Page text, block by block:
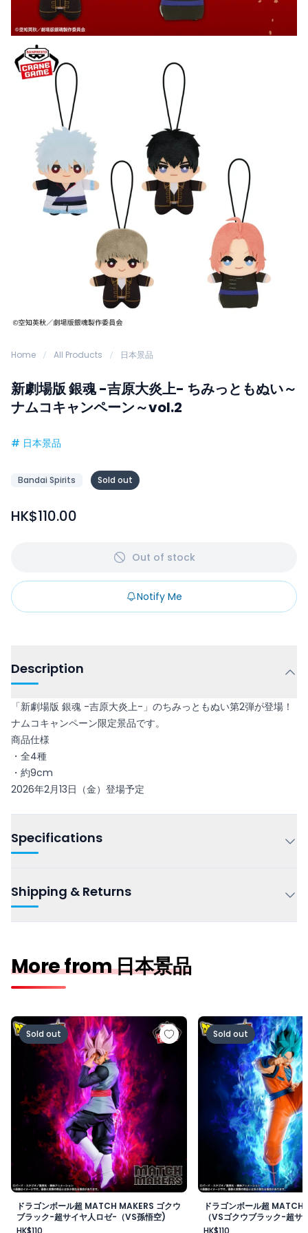
Home All Products 日本景品
新劇場版 銀魂 -吉原大炎上- ちみっともぬい～
ナムコキャンペーン～vol.2
# 日本景品
Bandai Spirits Sold out
HK$110.00
Out of stock
Notify Me
Description
「新劇場版 銀魂 -吉原大炎上-」のちみっともぬい第2弾が登場！
ナムコキャンペーン限定景品です。
商品仕様
・全4種
・約9cm
2026年2月13日（金）登場予定
Specifications
Shipping & Returns
More from 日本景品
ドラゴンボール超 MATCH MAKERS ゴクウブラック-超サ
Sold out
ドラゴンボール超 MATCH MAKERS ゴクウ
ブラック-超サイヤ人ロゼ-（VS孫悟空)
HK$110
ドラゴンボール超
Sold out
ドラゴンボール超 MATCH
（VSゴクウブラック-超
HK$110